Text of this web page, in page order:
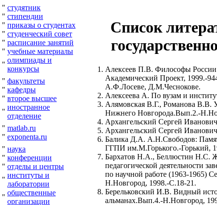
" студятник
" стипендии
" приказы о студентах
" студенческий совет
" расписание занятий
" учебные материалы
"
олимпиады и
конкурсы
" факультеты
" кафедры
" второе высшее
"
иностранное
отделение
" matlab.ru
" exponenta.ru
" наука
" конференции
" отделы и центры
"
институты и
лаборатории
"
общественные
организации
Список
Алексеев П.В. Философы
Академический Проект, 1999.-
А.Ф.Лосеве, Д.М.Чеснокове.
Алексеева А. По вузам и
Алямовская В.Г., Романова В.В.
Нижнего Новгорода.Вып.2.-
Архангельский Сергей
Архангельский Сергей
Балика Д.А. А.Н.Свободов:
ГГПИ им.М.Горького.-Горький,
Бархатов Н.А., Беллюстин Н.С.
педагогической деятельности
по научной работе (1963-1965)
Н.Новгород, 1998.-С.18-21.
Берельковский И.В. Видный
альманах.Вып.4.-Н.Новгород,